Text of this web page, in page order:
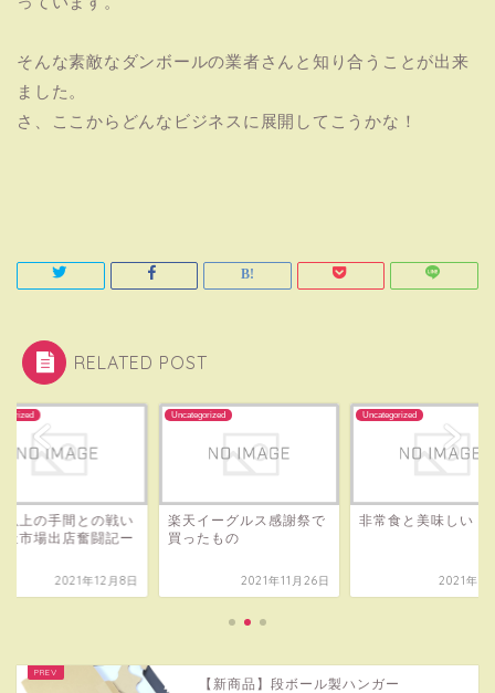
そんな素敵なダンボールの業者さんと知り合うことが出来
ました。
さ、ここからどんなビジネスに展開してこうかな！
RELATED POST
以上の手間との戦い
天市場出店奮闘記ー
2021年12月8日
Uncategorized
楽天イーグルス感謝祭で
買ったもの
2021年11月26日
Uncategorized
非常食と美味しい
2021年11
【新商品】段ボール製ハンガー